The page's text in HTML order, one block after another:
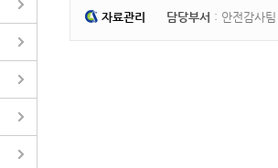
자료관리 담당부서 : 안전감사